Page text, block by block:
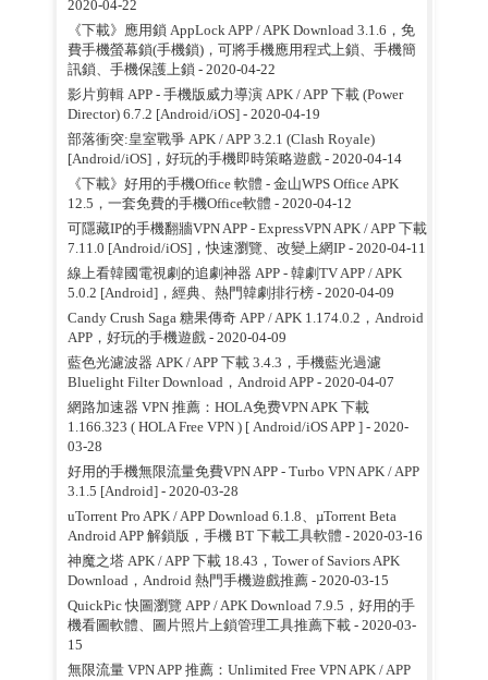
2020-04-22
《下載》應用鎖 AppLock APP / APK Download 3.1.6，免
費手機螢幕鎖(手機鎖)，可將手機應用程式上鎖、手機簡
訊鎖、手機保護上鎖 - 2020-04-22
影片剪輯 APP - 手機版威力導演 APK / APP 下載 (Power
Director) 6.7.2 [Android/iOS]- 2020-04-19
部落衝突:皇室戰爭 APK / APP 3.2.1 (Clash Royale)
[Android/iOS]，好玩的手機即時策略遊戲- 2020-04-14
《下載》好用的手機Office 軟體 - 金山WPS Office APK
12.5，一套免費的手機Office軟體 - 2020-04-12
可隱藏IP的手機翻牆VPN APP - ExpressVPN APK / APP 下載
7.11.0 [Android/iOS]，快速瀏覽、改變上網IP- 2020-04-11
線上看韓國電視劇的追劇神器 APP - 韓劇TV APP / APK
5.0.2 [Android]，經典、熱門韓劇排行榜- 2020-04-09
Candy Crush Saga 糖果傳奇 APP / APK 1.174.0.2，Android
APP，好玩的手機遊戲- 2020-04-09
藍色光濾波器 APK / APP 下載 3.4.3，手機藍光過濾
Bluelight Filter Download，Android APP- 2020-04-07
網路加速器 VPN 推薦：HOLA免费VPN APK 下載
1.166.323 ( HOLA Free VPN ) [ Android/iOS APP ]- 2020-
03-28
好用的手機無限流量免費VPN APP - Turbo VPN APK / APP
3.1.5 [Android]- 2020-03-28
uTorrent Pro APK / APP Download 6.1.8、µTorrent Beta
Android APP 解鎖版，手機 BT 下載工具軟體 - 2020-03-16
神魔之塔 APK / APP 下載 18.43，Tower of Saviors APK
Download，Android 熱門手機遊戲推薦- 2020-03-15
QuickPic 快圖瀏覽 APP / APK Download 7.9.5，好用的手
機看圖軟體、圖片照片上鎖管理工具推薦下載- 2020-03-
15
無限流量 VPN APP 推薦：Unlimited Free VPN APK / APP